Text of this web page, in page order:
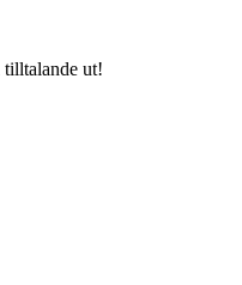
tilltalande ut!